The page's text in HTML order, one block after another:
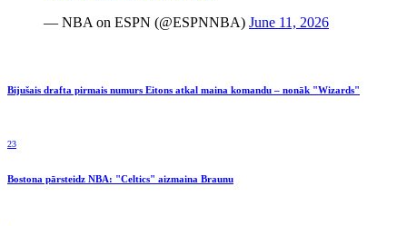
— NBA on ESPN (@ESPNNBA) June 11, 2026
Bijušais drafta pirmais numurs Eitons atkal maina komandu – nonāk "Wizards"
23
Bostona pārsteidz NBA: "Celtics" aizmaina Braunu